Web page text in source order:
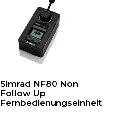
Simrad NF80 Non
Follow Up
Fernbedienungseinheit